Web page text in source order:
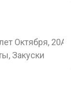
Октября, 20А
Закуски